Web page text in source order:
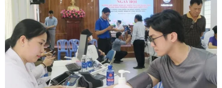
Bộ đội Cụ Hồ - "điểm tựa"
của người dân ở vùng lũ
Mường Than
Tỷ phú Bill Gates nhấn
mạnh tầm quan trọng của
đầu tư vào con người và